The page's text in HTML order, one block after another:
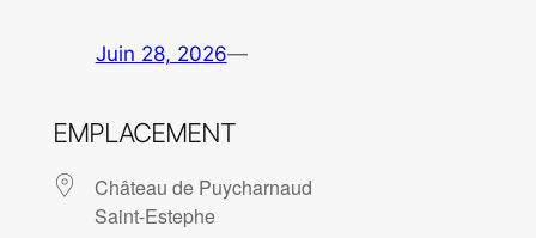
Juin 28, 2026—
EMPLACEMENT
Château de Puycharnaud
Saint-Estephe